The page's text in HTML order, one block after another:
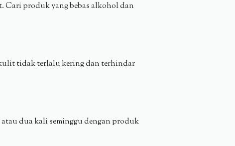
Cari produk yang bebas alkohol dan
tidak terlalu kering dan terhindar
dua kali seminggu dengan produk